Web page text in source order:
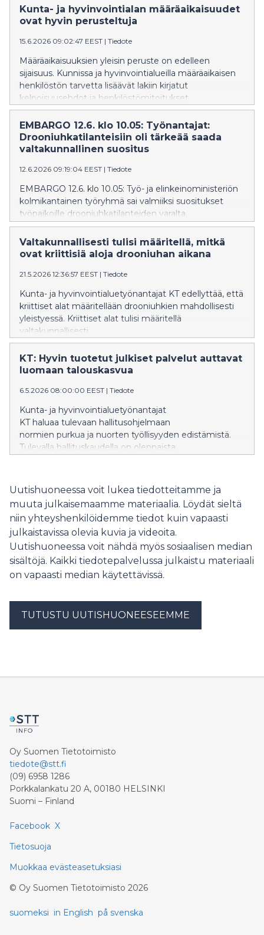
taakkaa työnantajille.
Kunta- ja hyvinvointialan määräaikaisuudet
ovat hyvin perusteltuja
15.6.2026 09:02:47 EEST | Tiedote
Määräaikaisuuksien yleisin peruste on edelleen
sijaisuus. Kunnissa ja hyvinvointialueilla määräaikaisen
henkilöstön tarvetta lisäävät lakiin kirjatut
kelpoisuusehdot ja henkilöstömitoitukset.
EMBARGO 12.6. klo 10.05: Työnantajat:
Drooniuhkatilanteisiin oli tärkeää saada
valtakunnallinen suositus
12.6.2026 09:19:04 EEST | Tiedote
EMBARGO 12.6. klo 10.05: Työ- ja elinkeinoministeriön
kolmikantainen työryhmä sai valmiiksi suositukset
työpaikoille drooniuhkatilanteiden varalta.
Lähtökohtana on, että viranomaisohjeita noudatetaan.
Suositukset perustuvat tämänhetkiseen uhkakuva-
arvioon, ja niitä päivitetään tarvittaessa. EK, KT ja
Valtakunnallisesti tulisi määritellä, mitkä
ovat kriittisiä aloja drooniuhan aikana
21.5.2026 12:36:57 EEST | Tiedote
Kunta- ja hyvinvointialuetyönantajat KT edellyttää, että
kriittiset alat määritellään drooniuhkien mahdollisesti
yleistyessä. Kriittiset alat tulisi määritellä
valtakunnallisesti.
KT: Hyvin tuotetut julkiset palvelut auttavat
luomaan talouskasvua
6.5.2026 08:00:00 EEST | Tiedote
Kunta- ja hyvinvointialuetyönantajat
KT haluaa tulevaan hallitusohjelmaan
normien purkua ja nuorten työllisyyden edistämistä.
Tulevalla hallituskaudella on olennaista
Uutishuoneessa voit lukea tiedotteitamme ja
muuta julkaisemaamme materiaalia. Löydät sieltä
niin yhteyshenkilöidemme tiedot kuin vapaasti
julkaistavissa olevia kuvia ja videoita.
Uutishuoneessa voit nähdä myös sosiaalisen median
sisältöjä. Kaikki tiedotepalvelussa julkaistu materiaali
on vapaasti median käytettävissä.
TUTUSTU UUTISHUONEESEEMME
Oy Suomen Tietotoimisto
tiedote@stt.fi
(09) 6958 1286
Porkkalankatu 20 A, 00180 HELSINKI
Suomi – Finland
Facebook X
Tietosuoja
Muokkaa evästeasetuksiasi
© Oy Suomen Tietotoimisto 2026
suomeksi in English på svenska